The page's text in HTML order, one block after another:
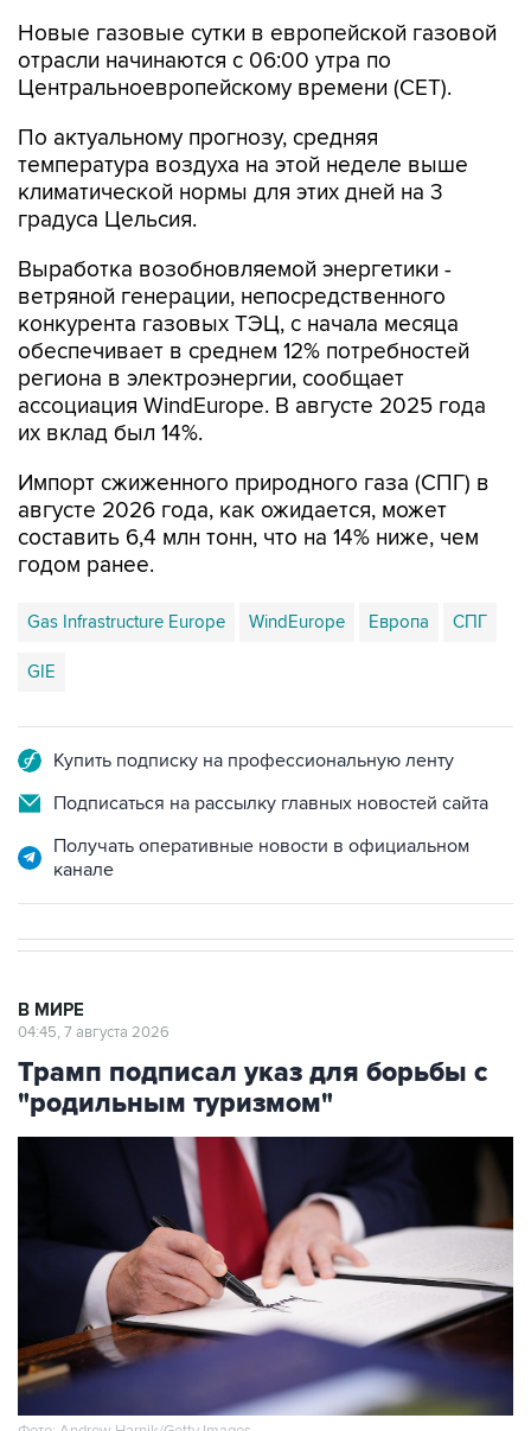
Новые газовые сутки в европейской газовой
отрасли начинаются c 06:00 утра по
Центральноевропейскому времени (CET).
По актуальному прогнозу, средняя
температура воздуха на этой неделе выше
климатической нормы для этих дней на 3
градуса Цельсия.
Выработка возобновляемой энергетики -
ветряной генерации, непосредственного
конкурента газовых ТЭЦ, с начала месяца
обеспечивает в среднем 12% потребностей
региона в электроэнергии, сообщает
ассоциация WindEurope. В августе 2025 года
их вклад был 14%.
Импорт сжиженного природного газа (СПГ) в
августе 2026 года, как ожидается, может
составить 6,4 млн тонн, что на 14% ниже, чем
годом ранее.
Gas Infrastructure Europe WindEurope Европа СПГ
GIE
Купить подписку на профессиональную ленту
Подписаться на рассылку главных новостей сайта
Получать оперативные новости в официальном
канале
В МИРЕ
04:45, 7 августа 2026
Трамп подписал указ для борьбы с
"родильным туризмом"